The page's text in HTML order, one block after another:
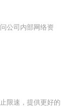
公司内部网络资
限速，提供更好的